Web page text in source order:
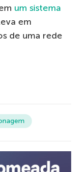
um sistema
em
de uma rede